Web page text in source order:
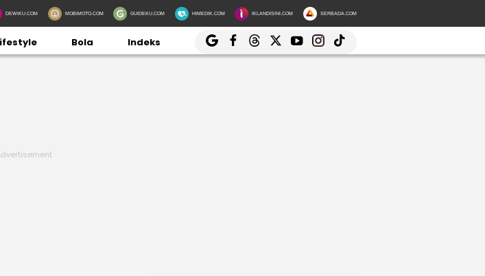
DEWIKU.COM MOBIMOTO.COM GUIDEKU.COM HIMEDIK.COM IKLANDISINI.COM SERBADA.COM
Bola Indeks